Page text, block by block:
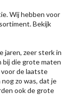
Wij hebben voor
Bekijk
jaren, zeer sterk in
bij die grote maten
voor de laatste
zo was, dat je
ook de grote